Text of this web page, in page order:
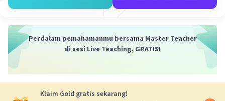
bersama menjadi hukum yang berlaku
Dalam proses ini, peran Presiden dan DPR adalah
saling melintasi dan mempercaya pada satu
sama lain untuk menghasilkan undang-undang
Beri Rating 5.0 Balas
Perdalam pemahamanmu bersama Master Teacher
di sesi Live Teaching, GRATIS!
Klaim Gold gratis sekarang!